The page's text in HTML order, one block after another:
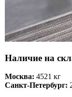
Наличие на
Москва: 4521 кг
Санкт-Петербург: